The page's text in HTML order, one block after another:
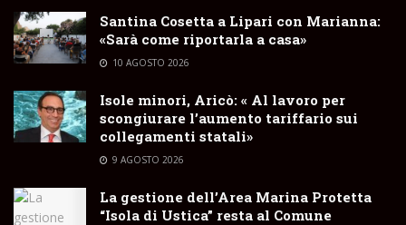
Santina Cosetta a Lipari con Marianna:
«Sarà come riportarla a casa»
10 AGOSTO 2026
Isole minori, Aricò: « Al lavoro per
scongiurare l’aumento tariffario sui
collegamenti statali»
9 AGOSTO 2026
La gestione dell’Area Marina Protetta
“Isola di Ustica” resta al Comune